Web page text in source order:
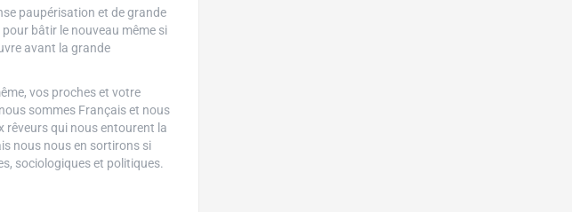
paupérisation et de grande
bâtir le nouveau même si
avant la grande
vos proches et votre
sommes Français et nous
rêveurs qui nous entourent la
nous nous en sortirons si
sociologiques et politiques.